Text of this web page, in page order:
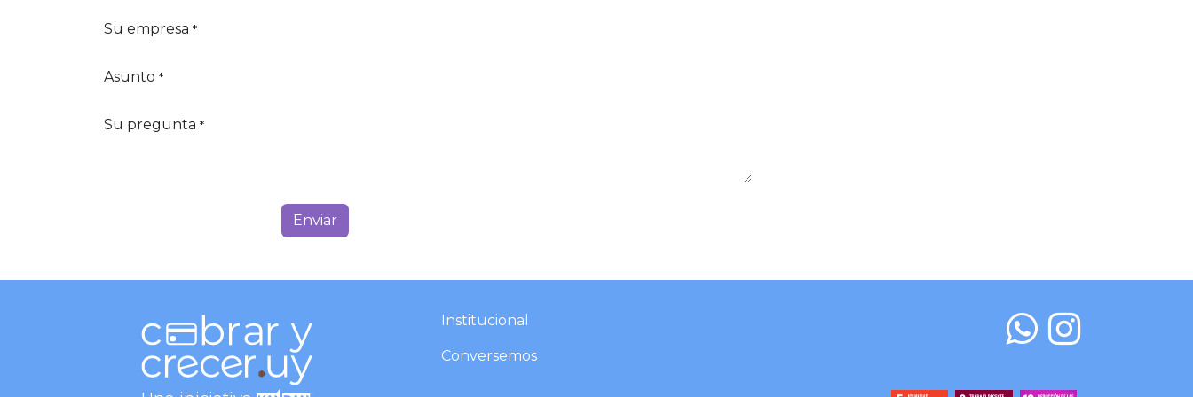
Su empresa *
Asunto *
Su pregunta *
Env​​iar
Institucional​​​
Conversemos​